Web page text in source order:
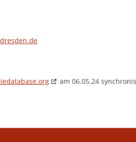
am 06.05.24